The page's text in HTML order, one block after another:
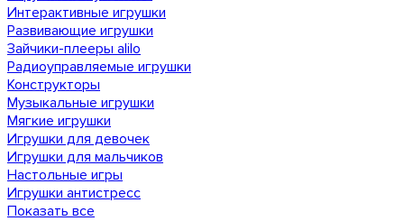
Интерактивные игрушки
Развивающие игрушки
Зайчики-плееры alilo
Радиоуправляемые игрушки
Конструкторы
Музыкальные игрушки
Мягкие игрушки
Игрушки для девочек
Игрушки для мальчиков
Настольные игры
Игрушки антистресс
Показать все